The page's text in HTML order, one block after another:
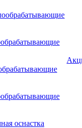
оснастка